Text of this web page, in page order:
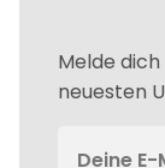
Melde
neuesten